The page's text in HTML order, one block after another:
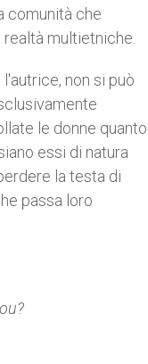
comunità che
multietniche.
non si può
le donne quanto
essi di natura
la testa di
passa loro